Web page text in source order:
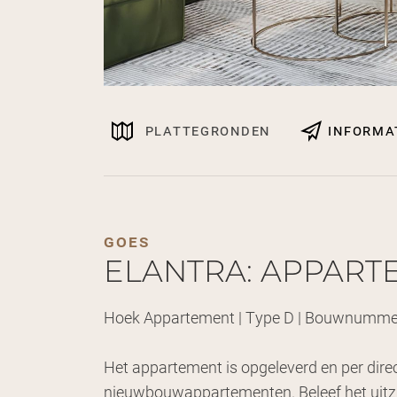
plattegronden
goes
ELANTRA:
Hoek Appartement | Type D |
Het appartement is opgeleverd en per
nieuwbouwappartementen. Beleef het